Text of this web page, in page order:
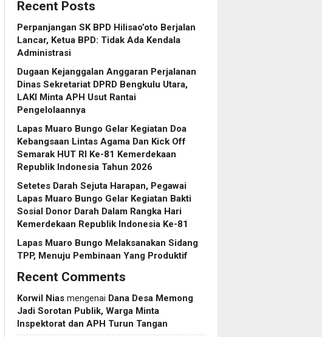
Recent Posts
Perpanjangan SK BPD Hilisao’oto Berjalan
Lancar, Ketua BPD: Tidak Ada Kendala
Administrasi
Dugaan Kejanggalan Anggaran Perjalanan
Dinas Sekretariat DPRD Bengkulu Utara,
LAKI Minta APH Usut Rantai
Pengelolaannya
Lapas Muaro Bungo Gelar Kegiatan Doa
Kebangsaan Lintas Agama Dan Kick Off
Semarak HUT RI Ke-81 Kemerdekaan
Republik Indonesia Tahun 2026
Setetes Darah Sejuta Harapan, Pegawai
Lapas Muaro Bungo Gelar Kegiatan Bakti
Sosial Donor Darah Dalam Rangka Hari
Kemerdekaan Republik Indonesia Ke-81
Lapas Muaro Bungo Melaksanakan Sidang
TPP, Menuju Pembinaan Yang Produktif
Recent Comments
Korwil Nias mengenai Dana Desa Memong
Jadi Sorotan Publik, Warga Minta
Inspektorat dan APH Turun Tangan